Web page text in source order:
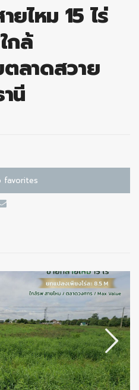
ไหม 15 ไร่
กล้
ตลาดสวาย
นี
favorites